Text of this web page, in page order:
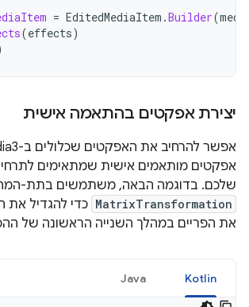
= EditedMediaItem .Builder(
(effects)
יצירת אפקטים בהתאמה אישית
אפקטים מותאמים אישית שמתאימים
שלכם. בדוגמה הבאה, משתמשים בתת-
MatrixTransformation כדי להגדיל את
את הפריים במהלך השנייה הראשונה של
Kotlin
Java